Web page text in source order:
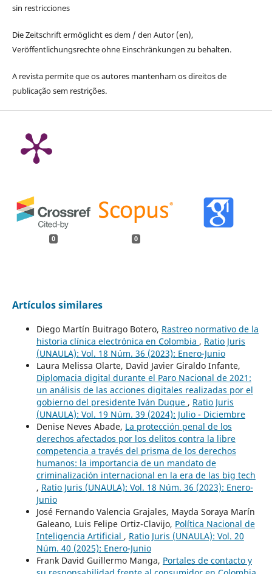
sin restricciones
Die Zeitschrift ermöglicht es dem / den Autor (en),
Veröffentlichungsrechte ohne Einschränkungen zu behalten.
A revista permite que os autores mantenham os direitos de
publicação sem restrições.
0 0
Artículos similares
Diego Martín Buitrago Botero, Rastreo normativo de la
historia clínica electrónica en Colombia , Ratio Juris
(UNAULA): Vol. 18 Núm. 36 (2023): Enero-Junio
Laura Melissa Olarte, David Javier Giraldo Infante,
Diplomacia digital durante el Paro Nacional de 2021:
un análisis de las acciones digitales realizadas por el
gobierno del presidente Iván Duque , Ratio Juris
(UNAULA): Vol. 19 Núm. 39 (2024): Julio - Diciembre
Denise Neves Abade, La protección penal de los
derechos afectados por los delitos contra la libre
competencia a través del prisma de los derechos
humanos: la importancia de un mandato de
criminalización internacional en la era de las big tech
, Ratio Juris (UNAULA): Vol. 18 Núm. 36 (2023): Enero-
Junio
José Fernando Valencia Grajales, Mayda Soraya Marín
Galeano, Luis Felipe Ortiz-Clavijo, Política Nacional de
Inteligencia Artificial , Ratio Juris (UNAULA): Vol. 20
Núm. 40 (2025): Enero-Junio
Frank David Guillermo Manga, Portales de contacto y